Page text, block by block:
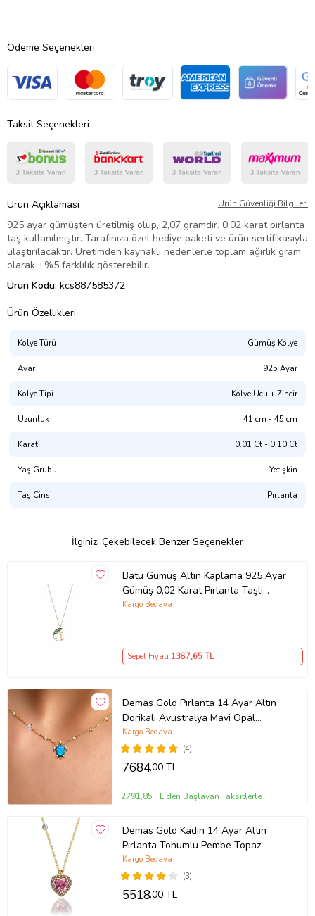
Ödeme Seçenekleri
Taksit Seçenekleri
Ürün Açıklaması Ürün Güvenliği Bilgileri
925 ayar gümüşten üretilmiş olup, 2,07 gramdır. 0,02 karat pırlanta
taş kullanılmıştır. Tarafınıza özel hediye paketi ve ürün sertifikasıyla
ulaştırılacaktır. Üretimden kaynaklı nedenlerle toplam ağırlık gram
olarak ±%5 farklılık gösterebilir.
Ürün Kodu: kcs887585372
Ürün Özellikleri
Kolye Türü Gümüş Kolye
Ayar 925 Ayar
Kolye Tipi Kolye Ucu + Zincir
Uzunluk 41 cm - 45 cm
Karat 0.01 Ct - 0.10 Ct
Yaş Grubu Yetişkin
Taş Cinsi Pırlanta
İlginizi Çekebilecek Benzer Seçenekler
Batu Gümüş Altın Kaplama 925 Ayar
Gümüş 0,02 Karat Pırlanta Taşlı
Armonik Kadın Kolye (Rose)
Kargo Bedava
Sepet Fiyatı 1387,65 TL
Demas Gold Pırlanta 14 Ayar Altın
Dorikalı Avustralya Mavi Opal
Kaplumbağa Kolye (Sarı)
(4)
Kargo Bedava
7684,00 TL
2791,85 TL'den Başlayan Taksitlerle
Demas Gold Kadın 14 Ayar Altın
Pırlanta Tohumlu Pembe Topaz
Rengi Kalp Kolye
(3)
Kargo Bedava
5518,00 TL